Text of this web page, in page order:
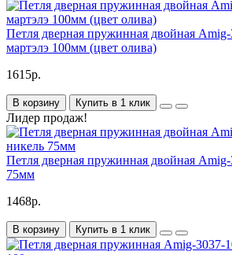
Петля дверная пружинная двойная
мартэлэ 100мм (цвет олива)
1615р.
В корзину Купить в 1 клик
Лидер продаж!
Петля дверная пружинная двойная
75мм
1468р.
В корзину Купить в 1 клик